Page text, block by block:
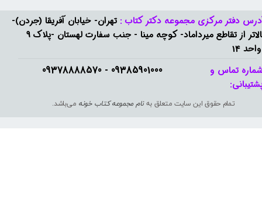
09385901000 - 09378888570​​​​​​​
دفتر مرکزی مجموعه دکتر کتاب : تهران- خیابان آفریقا (جردن)-
بالاتر از تقاطع میرداماد- کوچه مینا - جنب سفارت لهستان -پلاک 9
14
تمام حقوق این سایت متعلق بهنام مجموعه کتاب خونه می‌باشد.
تماس و